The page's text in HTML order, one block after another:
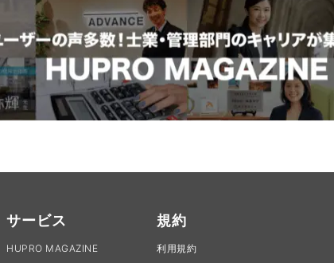
サービス
HUPRO MAGAZINE
規約
利用規約